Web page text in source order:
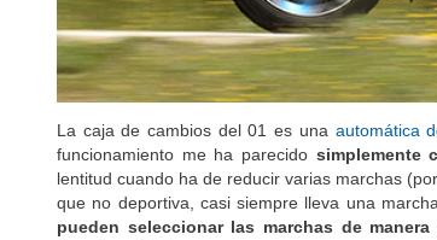
La caja de cambios del 01 es una automática
funcionamiento me ha parecido simplemente
lentitud cuando ha de reducir varias marchas
que no deportiva, casi siempre lleva una
pueden seleccionar las marchas de manera